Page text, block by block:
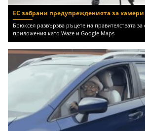
ЕС забрани предупрежденията за камери
Брюксел развързва ръцете на правителствата
приложения като Waze и Google Maps